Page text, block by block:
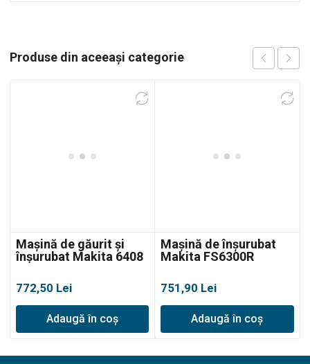
Produse din aceeași categorie
Mașină de găurit și
înșurubat Makita 6408
772,50 Lei
Adaugă în coș
Mașină de înșurubat
Makita FS6300R
751,90 Lei
Adaugă în coș